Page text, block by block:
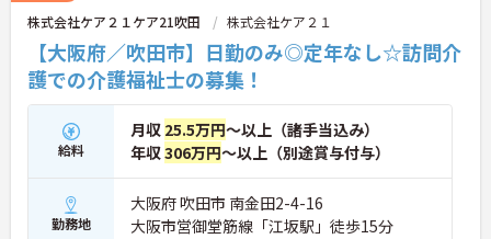
株式会社ケア２１ケア21吹田 株式会社ケア２１
【大阪府／吹田市】日勤のみ◎定年なし☆訪問介
護での介護福祉士の募集！
給料
月収 25.5万円～以上（諸手当込み）
年収306万円～以上（別途賞与付与）
勤務地
大阪府 吹田市 南金田2-4-16
大阪市営御堂筋線「江坂駅」徒歩15分